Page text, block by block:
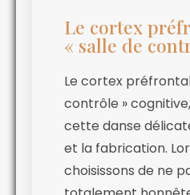
Le cortex
« salle de
Le cortex
contrôle »
cette danse
et la fabrication.
choisissons de ne